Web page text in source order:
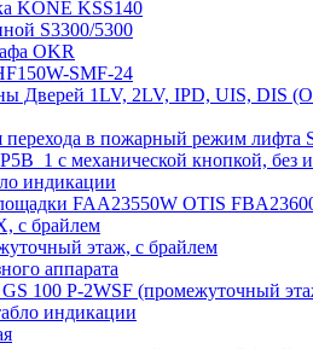
KONE KSS140
S3300/5300
OKR
SMF-24
Дверей 1LV, 2LV, IPD, UIS, DIS
перехода в пожарный режим лифта
с механической кнопкой, без
индикации
FAA23550W OTIS
с брайлем
этаж, с брайлем
аппарата
100 P-2WSF (промежуточный
индикации